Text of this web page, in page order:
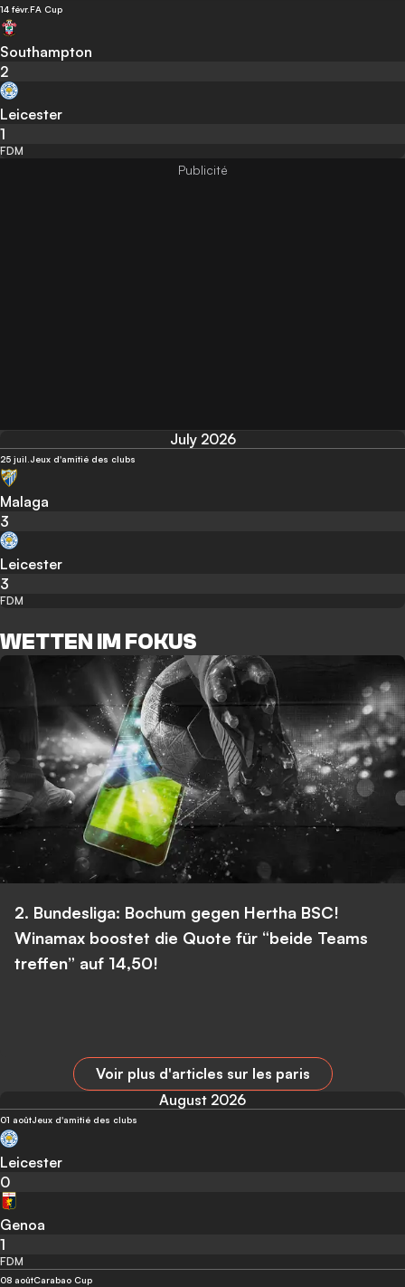
14 févr.FA Cup
Southampton
2
Leicester
1
FDM
July 2026
25 juil. Jeux d'amitié des clubs
Malaga
3
Leicester
3
FDM
WETTEN IM FOKUS
2. Bundesliga: Bochum gegen Hertha BSC!
Winamax boostet die Quote für “beide Teams
treffen” auf 14,50!
Voir plus d'articles sur les paris
August 2026
01 aoûtJeux d'amitié des clubs
Leicester
0
Genoa
1
FDM
08 aoûtCarabao Cup